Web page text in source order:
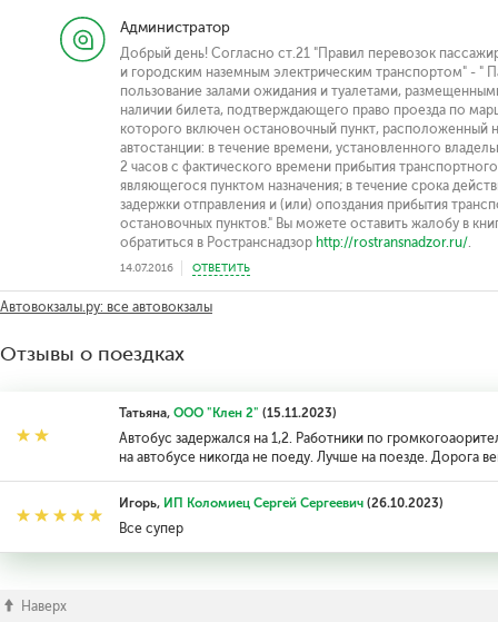
Администратор
Добрый день! Согласно ст.21 "Правил перевозок
и городским наземным электрическим транспортом" - "
пользование залами ожидания и туалетами,
наличии билета, подтверждающего право проезда по
которого включен остановочный пункт, расположенный
автостанции: в течение времени, установленного
2 часов с фактического времени прибытия
являющегося пунктом назначения; в течение срока
задержки отправления и (или) опоздания прибытия
остановочных пунктов." Вы можете оставить жалобу в
обратиться в Ространснадзор http://rostransnadzor.ru/.
14.07.2016 ОТВЕТИТЬ
Автовокзалы.ру: все автовокзалы
Отзывы о поездках
Татьяна, ООО "Клен 2" (15.11.2023)
Автобус задержался на 1,2. Работники по
на автобусе никогда не поеду. Лучше на поезде. Дорога
Игорь, ИП Коломиец Сергей Сергеевич(26.10.2023)
Все супер
Наверх